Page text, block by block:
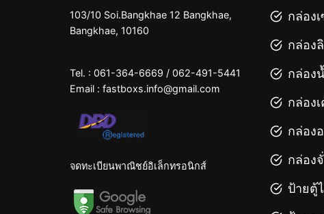
103/10 Soi.Bangkhae 12 Bangkhae,
Bangkhae, 10160
Tel. : 061-364-6669 / 062-491-5441
Email : fastboxs.info@gmail.com
จดทะเบียนพาณิชย์อิเล็กทรอนิกส์
กล่อง
กล่อง
กล่อง
กล่อง
กล่อง
กล่อง
ป้ายตู้